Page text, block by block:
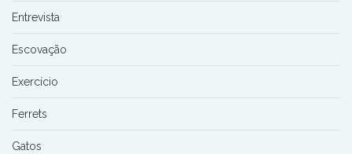
Entrevista
Escovação
Exercício
Ferrets
Gatos